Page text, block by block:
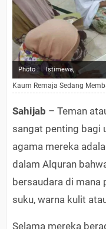
Photo : Istimewa,
Kaum Remaja Sedang
Sahijab – Teman
sangat penting bagi
agama mereka
dalam Alquran
bersaudara di mana
suku, warna kulit
Selama mereka